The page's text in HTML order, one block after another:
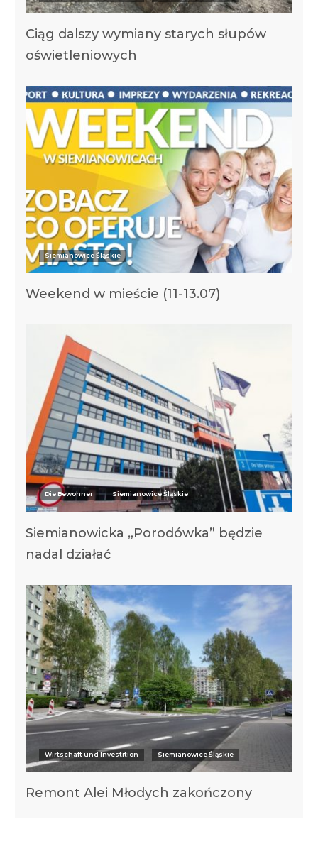
Ciąg dalszy wymiany starych słupów
oświetleniowych
Siemianowice Śląskie
Weekend w mieście (11-13.07)
Die Bewohner Siemianowice Śląskie
Siemianowicka „Porodówka” będzie
nadal działać
Wirtschaft und Investition Siemianowice Śląskie
Remont Alei Młodych zakończony